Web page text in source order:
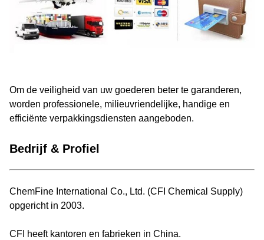
Om de veiligheid van uw goederen beter te garanderen,
worden professionele, milieuvriendelijke, handige en
efficiënte verpakkingsdiensten aangeboden.
Bedrijf & Profiel
ChemFine International Co., Ltd. (CFI Chemical Supply)
opgericht in 2003.
CFI heeft kantoren en fabrieken in China.